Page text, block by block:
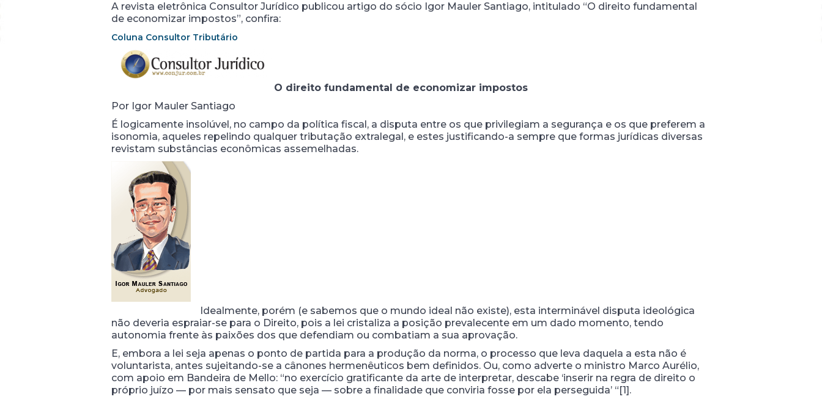
A revista eletrônica Consultor Jurídico publicou artigo do sócio Igor Mauler Santiago, intitulado “O direito fundamental
de economizar impostos”, confira:
Coluna Consultor Tributário
O direito fundamental de economizar impostos
Por Igor Mauler Santiago
É logicamente insolúvel, no campo da política fiscal, a disputa entre os que privilegiam a segurança e os que preferem a
isonomia, aqueles repelindo qualquer tributação extralegal, e estes justificando-a sempre que formas jurídicas diversas
revistam substâncias econômicas assemelhadas.
Idealmente, porém (e sabemos que o mundo ideal não existe), esta interminável disputa ideológica
não deveria espraiar-se para o Direito, pois a lei cristaliza a posição prevalecente em um dado momento, tendo
autonomia frente às paixões dos que defendiam ou combatiam a sua aprovação.
E, embora a lei seja apenas o ponto de partida para a produção da norma, o processo que leva daquela a esta não é
voluntarista, antes sujeitando-se a cânones hermenêuticos bem definidos. Ou, como adverte o ministro Marco Aurélio,
com apoio em Bandeira de Mello: “no exercício gratificante da arte de interpretar, descabe ‘inserir na regra de direito o
próprio juízo — por mais sensato que seja — sobre a finalidade que conviria fosse por ela perseguida’ “[1].